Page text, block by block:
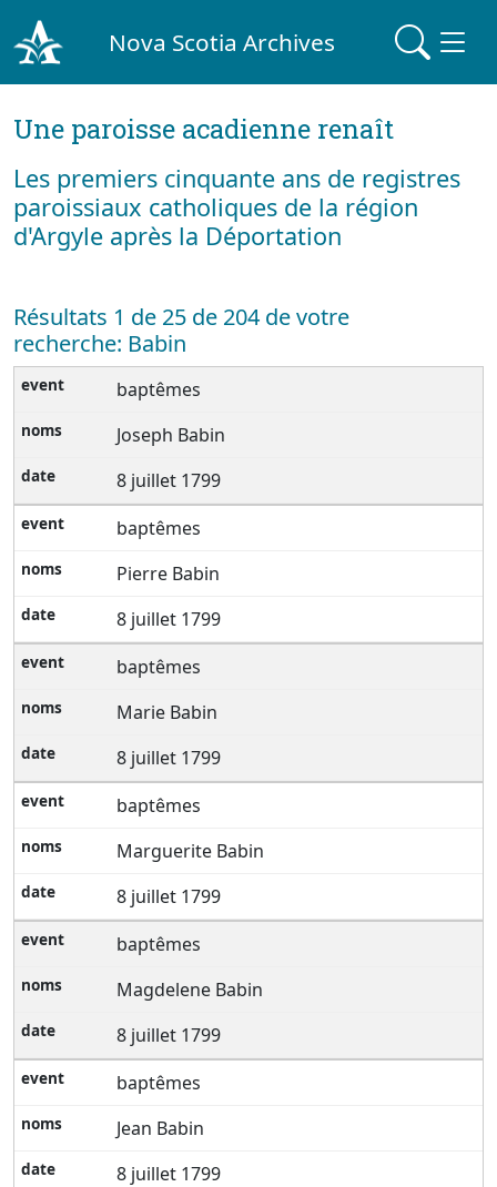
Nova Scotia Archives
Une paroisse acadienne renaît
Les premiers cinquante ans de registres
paroissiaux catholiques de la région
d'Argyle après la Déportation
Résultats 1 de 25 de 204 de votre
recherche: Babin
baptêmes
Joseph Babin
8 juillet 1799
baptêmes
Pierre Babin
8 juillet 1799
baptêmes
Marie Babin
8 juillet 1799
baptêmes
Marguerite Babin
8 juillet 1799
baptêmes
Magdelene Babin
8 juillet 1799
baptêmes
Jean Babin
8 juillet 1799